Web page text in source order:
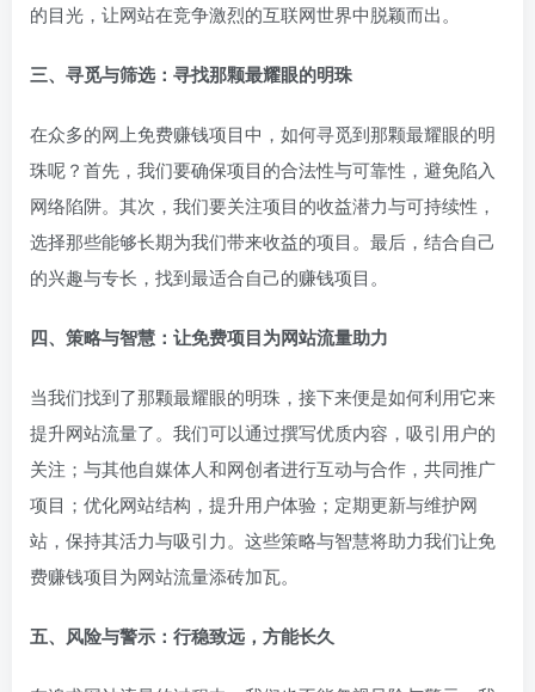
的目光，让网站在竞争激烈的互联网世界中脱颖而出。
三、寻觅与筛选：寻找那颗最耀眼的明珠
在众多的网上免费赚钱项目中，如何寻觅到那颗最耀眼的明
珠呢？首先，我们要确保项目的合法性与可靠性，避免陷入
网络陷阱。其次，我们要关注项目的收益潜力与可持续性，
选择那些能够长期为我们带来收益的项目。最后，结合自己
的兴趣与专长，找到最适合自己的赚钱项目。
四、策略与智慧：让免费项目为网站流量助力
当我们找到了那颗最耀眼的明珠，接下来便是如何利用它来
提升网站流量了。我们可以通过撰写优质内容，吸引用户的
关注；与其他自媒体人和网创者进行互动与合作，共同推广
项目；优化网站结构，提升用户体验；定期更新与维护网
站，保持其活力与吸引力。这些策略与智慧将助力我们让免
费赚钱项目为网站流量添砖加瓦。
五、风险与警示：行稳致远，方能长久